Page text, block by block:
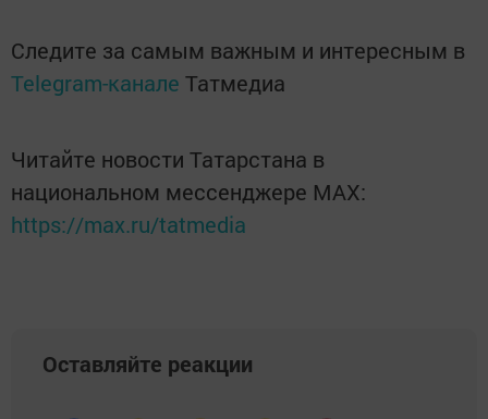
Следите за самым важным и интересным в
Telegram-канале Татмедиа
Читайте новости Татарстана в
национальном мессенджере MАХ:
https://max.ru/tatmedia
Оставляйте реакции